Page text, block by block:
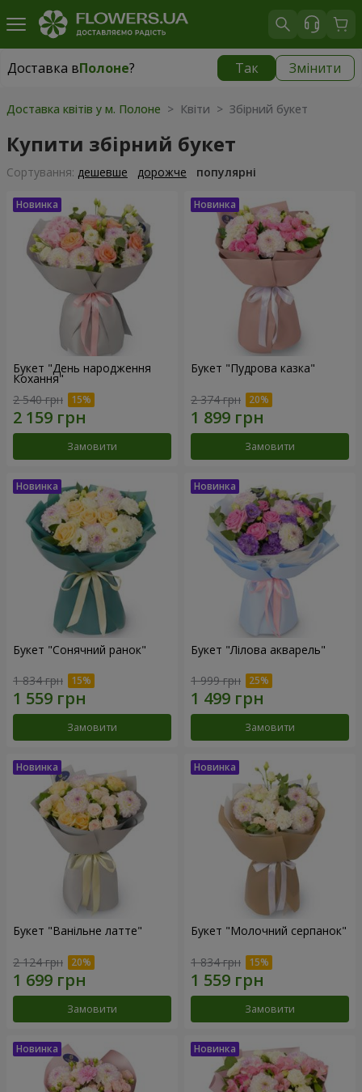
Доставка вПолоне? Так Змінити
Доставка вПолоне|
Доставка квітів у м. Полоне > Квіти > Збірний букет
Купити збірний букет
Сортування: дешевше дорожче популярні
Букет "День народження
Кохання"
2 540 грн
Замовити
Букет "Пудрова казка"
2 374 грн
Замовити
Букет "Сонячний ранок"
1 834 грн
Замовити
Букет "Лілова акварель"
1 999 грн
Замовити
Букет "Ванільне латте"
2 124 грн
Замовити
Букет "Молочний серпанок"
1 834 грн
Замовити